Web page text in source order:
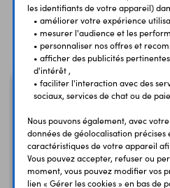
Vous avez
les identifiants de votre appareil)
• améliorer votre expérience
• mesurer l'audience et les
• personnaliser nos offres et
• afficher des publicités
d'intérêt ,
• faciliter l'interaction avec des
sociaux, services de chat ou de
Nous pouvons également, avec
données de géolocalisation
caractéristiques de votre appareil
Vous pouvez accepter, refuser ou
moment, vous pouvez modifier vos
lien « Gérer les cookies » en bas de